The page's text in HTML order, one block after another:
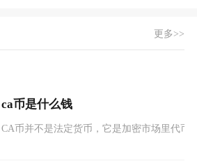
更多>>
ca币是什么钱
CA币并不是法定货币，它是加密市场里代币